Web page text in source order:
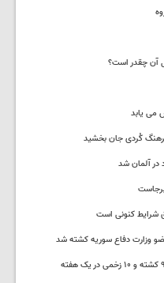
آن چقدر است؟
کُردی جان بخشید
در آلمان شد
شرایط کنونی است
وزارت دفاع سوریه کشته شد